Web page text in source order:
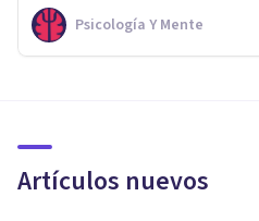
Psicología Y Mente
Artículos nuevos